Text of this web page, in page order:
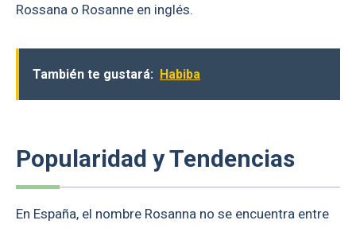
Rossana o Rosanne en inglés.
También te gustará: Habiba
Popularidad y Tendencias
En España, el nombre Rosanna no se encuentra entre